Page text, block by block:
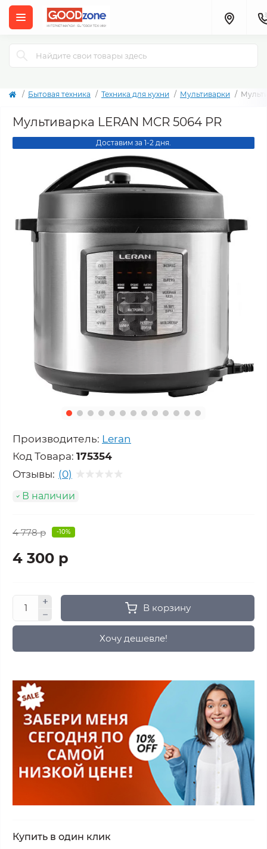
Бытовая техника Техника для кухни Мультиварки
Мультиварка LERAN MCR 5064 PR
Доставим за 1-2 дня.
Производитель: Leran
Код Товара: 175354
Отзывы: (0)
В наличии
4 778 р -10%
4 300 р
В корзину
Хочу дешевле!
Купить в один клик